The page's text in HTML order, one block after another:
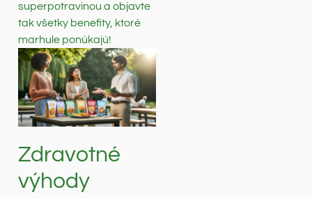
superpotravinou a objavte
tak všetky benefity, ktoré
marhule ponúkajú!
Zdravotné
výhody